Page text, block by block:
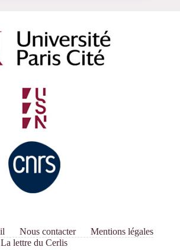
Nous contacter
Mentions légales
La lettre du Cerlis